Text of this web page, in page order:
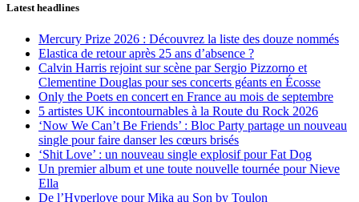
Latest headlines
Mercury Prize 2026 : Découvrez la liste des douze nommés
Elastica de retour après 25 ans d’absence ?
Calvin Harris rejoint sur scène par Sergio Pizzorno et
Clementine Douglas pour ses concerts géants en Écosse
Only the Poets en concert en France au mois de septembre
5 artistes UK incontournables à la Route du Rock 2026
‘Now We Can’t Be Friends’ : Bloc Party partage un nouveau
single pour faire danser les cœurs brisés
‘Shit Love’ : un nouveau single explosif pour Fat Dog
Un premier album et une toute nouvelle tournée pour Nieve
Ella
De l’Hyperlove pour Mika au Son by Toulon